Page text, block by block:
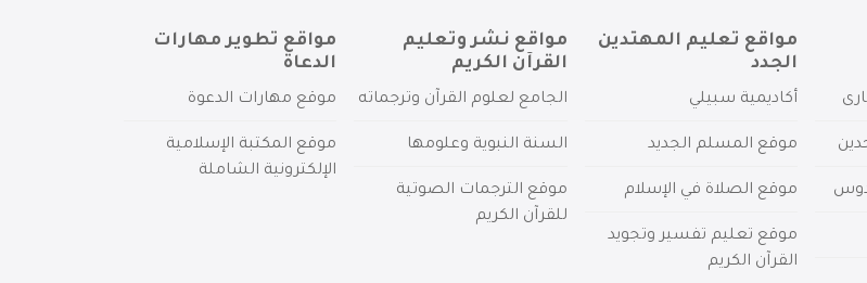
مواقع تعليم المهتدين
الجدد
أكاديمية سبيلي
موقع المسلم الجديد
موقع الصلاة في الإسلام
موقع تعليم تفسير وتجويد
القرآن الكريم
مواقع نشر وتعليم
القرآن الكريم
الجامع لعلوم القرآن وترجماته
السنة النبوية وعلومها
موقع الترجمات الصوتية
للقرآن الكريم
مواقع تطوير مهارات
الدعاة
موقع مهارات الدعوة
موقع المكتبة الإسلامية
الإلكترونية الشاملة